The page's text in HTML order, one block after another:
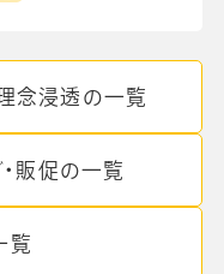
念浸透の一覧
販促の一覧
覧